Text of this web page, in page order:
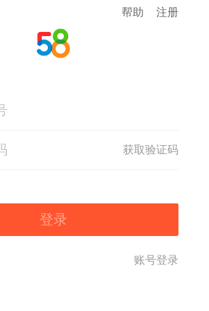
帮助 注册
获取验证码
登录
账号登录